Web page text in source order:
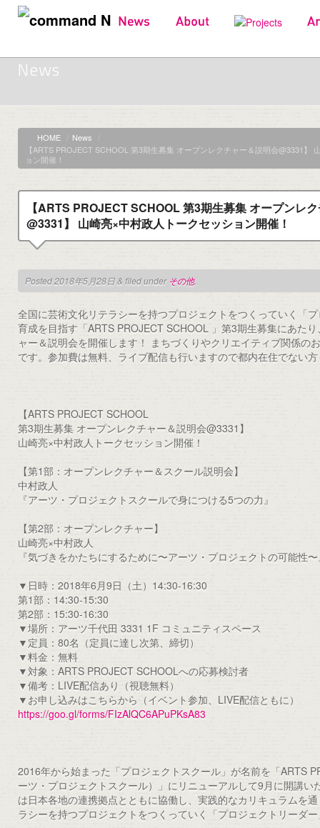
News
HOME News
【ARTS PROJECT SCHOOL 第3期生募集 オープンレクチャー＆説明会@3331】
ョン開催！
【ARTS PROJECT SCHOOL 第3期生募集 オープンレ
@3331】 山崎亮×中村政人トークセッション開催！
Posted2018年5月28日& filed under その他.
全国に芸術文化リテラシーを持つプロジェクトをつくっていく「
育成を目指す「ARTS PROJECT SCHOOL 」第3期生募集にあた
ャー＆説明会を開催します！ まちづくりやクリエイティブ関係の
です。参加費は無料、ライブ配信も行いますので都内在住でない
【ARTS PROJECT SCHOOL
第3期生募集 オープンレクチャー＆説明会@3331】
山崎亮×中村政人トークセッション開催！
【第1部：オープンレクチャー＆スクール説明会】
中村政人
『アーツ・プロジェクトスクールで身につける5つの力』
【第2部：オープンレクチャー】
山崎亮×中村政人
『気づきをかたちにするために〜アーツ・プロジェクトの可能性
▼日時：2018年6月9日（土）14:30-16:30
第1部：14:30-15:30
第2部：15:30-16:30
▼場所：アーツ千代田 3331 1F コミュニティスペース
▼定員：80名（定員に達し次第、締切）
▼料金：無料
▼対象：ARTS PROJECT SCHOOLへの応募検討者
▼備考：LIVE配信あり（視聴無料）
▼お申し込みはこちらから（イベント参加、LIVE配信ともに）
https://goo.gl/forms/FIzAlQC6APuPKsA83
2016年から始まった「プロジェクトスクール」が名前を「ARTS
ーツ・プロジェクトスクール）」にリニューアルして9月に開講い
は日本各地の連携拠点とともに協働し、実践的なカリキュラムを
ラシーを持つプロジェクトをつくっていく「プロジェクトリーダ